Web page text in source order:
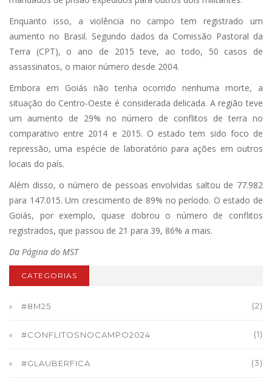
Enquanto isso, a violência no campo tem registrado um
aumento no Brasil. Segundo dados da Comissão Pastoral da
Terra (CPT), o ano de 2015 teve, ao todo, 50 casos de
assassinatos, o maior número desde 2004.
Embora em Goiás não tenha ocorrido nenhuma morte, a
situação do Centro-Oeste é considerada delicada. A região teve
um aumento de 29% no número de conflitos de terra no
comparativo entre 2014 e 2015. O estado tem sido foco de
repressão, uma espécie de laboratório para ações em outros
locais do país.
Além disso, o número de pessoas envolvidas saltou de 77.982
para 147.015. Um crescimento de 89% no período. O estado de
Goiás, por exemplo, quase dobrou o número de conflitos
registrados, que passou de 21 para 39, 86% a mais.
Da Página do MST
CATEGORIAS
#8M25 (2)
#CONFLITOSNOCAMPO2024 (1)
#GLAUBERFICA (3)